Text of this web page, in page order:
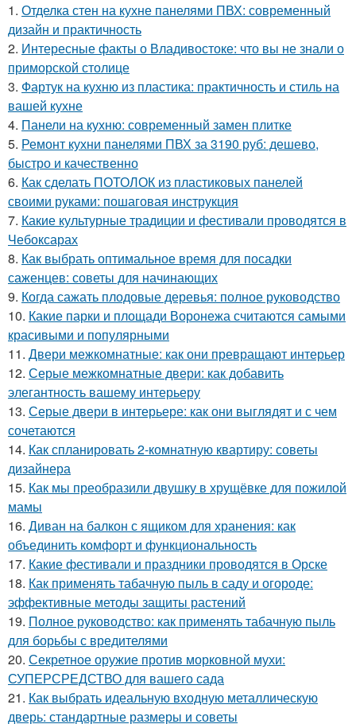
1. Отделка стен на кухне панелями ПВХ: современный
дизайн и практичность
2. Интересные факты о Владивостоке: что вы не знали о
приморской столице
3. Фартук на кухню из пластика: практичность и стиль на
вашей кухне
4. Панели на кухню: современный замен плитке
5. Ремонт кухни панелями ПВХ за 3190 руб: дешево,
быстро и качественно
6. Как сделать ПОТОЛОК из пластиковых панелей
своими руками: пошаговая инструкция
7. Какие культурные традиции и фестивали проводятся в
Чебоксарах
8. Как выбрать оптимальное время для посадки
саженцев: советы для начинающих
9. Когда сажать плодовые деревья: полное руководство
10. Какие парки и площади Воронежа считаются самыми
красивыми и популярными
11. Двери межкомнатные: как они превращают интерьер
12. Серые межкомнатные двери: как добавить
элегантность вашему интерьеру
13. Серые двери в интерьере: как они выглядят и с чем
сочетаются
14. Как спланировать 2-комнатную квартиру: советы
дизайнера
15. Как мы преобразили двушку в хрущёвке для пожилой
мамы
16. Диван на балкон с ящиком для хранения: как
объединить комфорт и функциональность
17. Какие фестивали и праздники проводятся в Орске
18. Как применять табачную пыль в саду и огороде:
эффективные методы защиты растений
19. Полное руководство: как применять табачную пыль
для борьбы с вредителями
20. Секретное оружие против морковной мухи:
СУПЕРСРЕДСТВО для вашего сада
21. Как выбрать идеальную входную металлическую
дверь: стандартные размеры и советы